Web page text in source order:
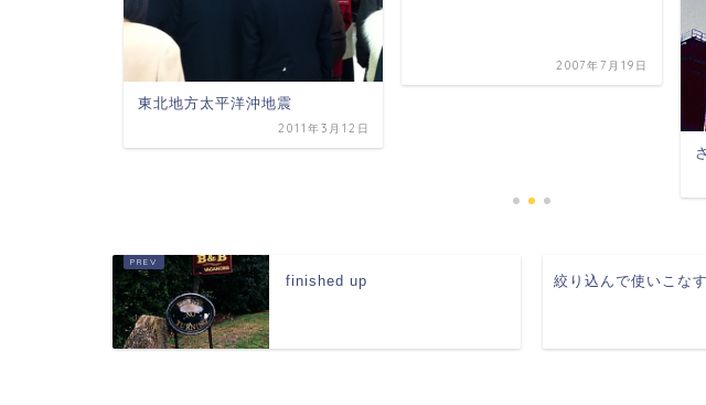
東北地方太平洋沖地震
2011年3月12日
2007年7月19日
finished up 絞り込んで使いこなす